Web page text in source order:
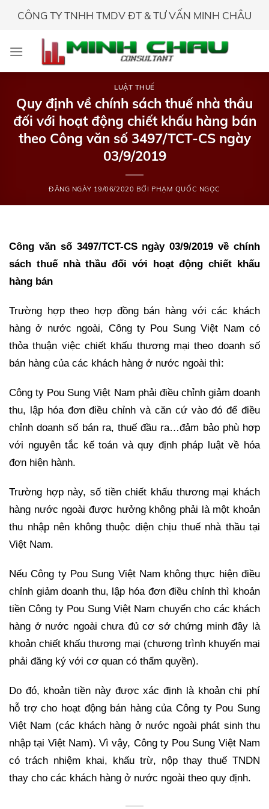
CÔNG TY TNHH TMDV ĐT & TƯ VẤN MINH CHÂU
LUẬT THUẾ
Quy định về chính sách thuế nhà thầu
đối với hoạt động chiết khấu hàng bán
theo Công văn số 3497/TCT-CS ngày
03/9/2019
ĐĂNG NGÀY 19/06/2020 BỞI PHẠM QUỐC NGỌC
Công văn số 3497/TCT-CS ngày 03/9/2019 về chính
sách thuế nhà thầu đối với hoạt động chiết khấu
hàng bán
Trường hợp theo hợp đồng bán hàng với các khách
hàng ở nước ngoài, Công ty Pou Sung Việt Nam có
thỏa thuận việc chiết khấu thương mại theo doanh số
bán hàng của các khách hàng ở nước ngoài thì:
Công ty Pou Sung Việt Nam phải điều chỉnh giảm doanh
thu, lập hóa đơn điều chỉnh và căn cứ vào đó để điều
chỉnh doanh số bán ra, thuế đầu ra…đảm bảo phù hợp
với nguyên tắc kế toán và quy định pháp luật về hóa
đơn hiện hành.
Trường hợp này, số tiền chiết khấu thương mại khách
hàng nước ngoài được hưởng không phải là một khoản
thu nhập nên không thuộc diện chịu thuế nhà thầu tại
Việt Nam.
Nếu Công ty Pou Sung Việt Nam không thực hiện điều
chỉnh giảm doanh thu, lập hóa đơn điều chỉnh thì khoản
tiền Công ty Pou Sung Việt Nam chuyển cho các khách
hàng ở nước ngoài chưa đủ cơ sở chứng minh đây là
khoản chiết khấu thương mại (chương trình khuyến mại
phải đăng ký với cơ quan có thẩm quyền).
Do đó, khoản tiền này được xác định là khoản chi phí
hỗ trợ cho hoạt động bán hàng của Công ty Pou Sung
Việt Nam (các khách hàng ở nước ngoài phát sinh thu
nhập tại Việt Nam). Vì vậy, Công ty Pou Sung Việt Nam
có trách nhiệm khai, khấu trừ, nộp thay thuế TNDN
thay cho các khách hàng ở nước ngoài theo quy định.